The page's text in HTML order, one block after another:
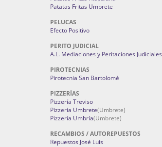
Patatas Fritas Umbrete
PELUCAS
Efecto Positivo
PERITO JUDICIAL
A.L. Mediaciones y Peritaciones Judiciales
PIROTECNIAS
Pirotecnia San Bartolomé
PIZZERÍAS
Pizzería Treviso
Pizzería Umbrete(Umbrete)
Pizzería Umbría(Umbrete)
RECAMBIOS / AUTOREPUESTOS
Repuestos José Luis